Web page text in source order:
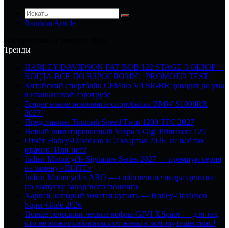
Random Article
Тренды
HARLEY-DAVIDSON FAT BOB 122 STAGE 3 ОБЗОР—
КОГДА ВСЕ ПО ВЗРОСЛОМУ! | PROMOTO TEST
Китайский спортбайк CFMoto V4 SR-RR доводят до ума
в итальянской аэротрубе
Грядет новое поколение спортбайка BMW S1000RR
2027!
Представлен Triumph Speed Twin 1200 TFC 2027
Новый лимитированный Vespa x Gigi Primavera 125
Отчёт Harley-Davidson за 2 квартал 2026: не всё так
мрачно! Или нет?
Indian Motorcycle Signature Series 2027 — премиум серия
на замену «ELITE»
Indian Motorcycles ARO — собственное подразделение
по выпуску заводского тюнинга
Харлей, который хочется купить — Harley-Davidson
Super Glide 2026
Новые телескопические кофры GIVI XSpace — для тех,
кто не может избавиться от жены в мотопутешествии!